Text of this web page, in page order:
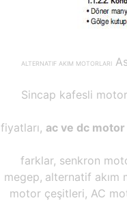
ALTERNATIF AKIM MOTORLARI
Sincap kafesli
fiyatları, ac ve dc motor
farklar, senkron
megep, alternatif akım
motor çeşitleri, AC